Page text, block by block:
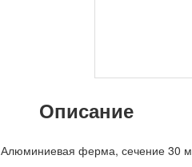
Описание
Алюминиевая ферма, сечение 30